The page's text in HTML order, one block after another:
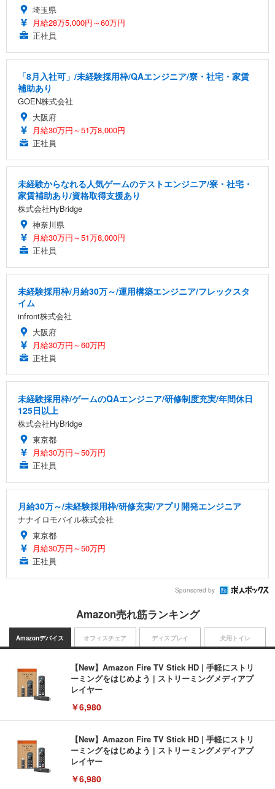
埼玉県
月給28万5,000円～60万円
正社員
「8月入社可」/未経験採用枠/QAエンジニア/寮・社宅・家賃
補助あり
GOEN株式会社
大阪府
月給30万円～51万8,000円
正社員
未経験からなれる人気ゲームのテストエンジニア/寮・社宅・
家賃補助あり/資格取得支援あり
株式会社HyBridge
神奈川県
月給30万円～51万8,000円
正社員
未経験採用枠/月給30万～/運用構築エンジニア/フレックスタ
イム
infront株式会社
大阪府
月給30万円～60万円
正社員
未経験採用枠/ゲームのQAエンジニア/研修制度充実/年間休日
125日以上
株式会社HyBridge
東京都
月給30万円～50万円
正社員
月給30万～/未経験採用枠/研修充実/アプリ開発エンジニア
ナナイロモバイル株式会社
東京都
月給30万円～50万円
正社員
Sponsored by
Amazon売れ筋ランキング
Amazonデバイス
【New】Amazon Fire TV Stick HD | 手軽にストリ
ーミングをはじめよう | ストリーミングメディアプ
レイヤー
￥6,980
【New】Amazon Fire TV Stick HD | 手軽にストリ
ーミングをはじめよう | ストリーミングメディアプ
レイヤー
￥6,980
オフィスチェア ディスプレイ 犬用トイレ